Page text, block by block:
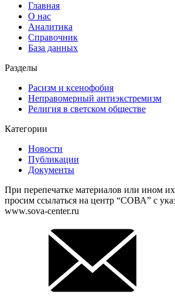
Главная
О нас
Аналитика
Справочник
База данных
Разделы
Расизм и ксенофобия
Неправомерный антиэкстремизм
Религия в светском обществе
Категории
Новости
Публикации
Документы
При перепечатке материалов или ином
просим ссылаться на центр “СОВА” с
www.sova-center.ru